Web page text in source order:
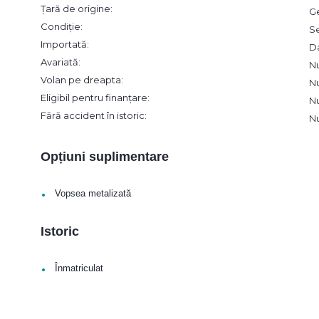
Țară de origine:
Condiție:
Importată:
Avariată:
Volan pe dreapta:
Eligibil pentru finanțare:
Fără accident în istoric:
Opțiuni suplimentare
• Vopsea metalizată
Istoric
• Înmatriculat